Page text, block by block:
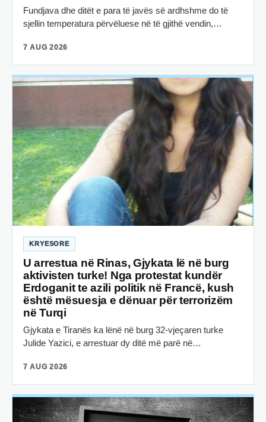
Fundjava dhe ditët e para të javës së ardhshme do të
sjellin temperatura përvëluese në të gjithë vendin,…
7 AUG 2026
KRYESORE
U arrestua në Rinas, Gjykata lë në burg
aktivisten turke! Nga protestat kundër
Erdoganit te azili politik në Francë, kush
është mësuesja e dënuar për terrorizëm
në Turqi
Gjykata e Tiranës ka lënë në burg 32-vjeçaren turke
Julide Yazici, e arrestuar dy ditë më parë në…
7 AUG 2026